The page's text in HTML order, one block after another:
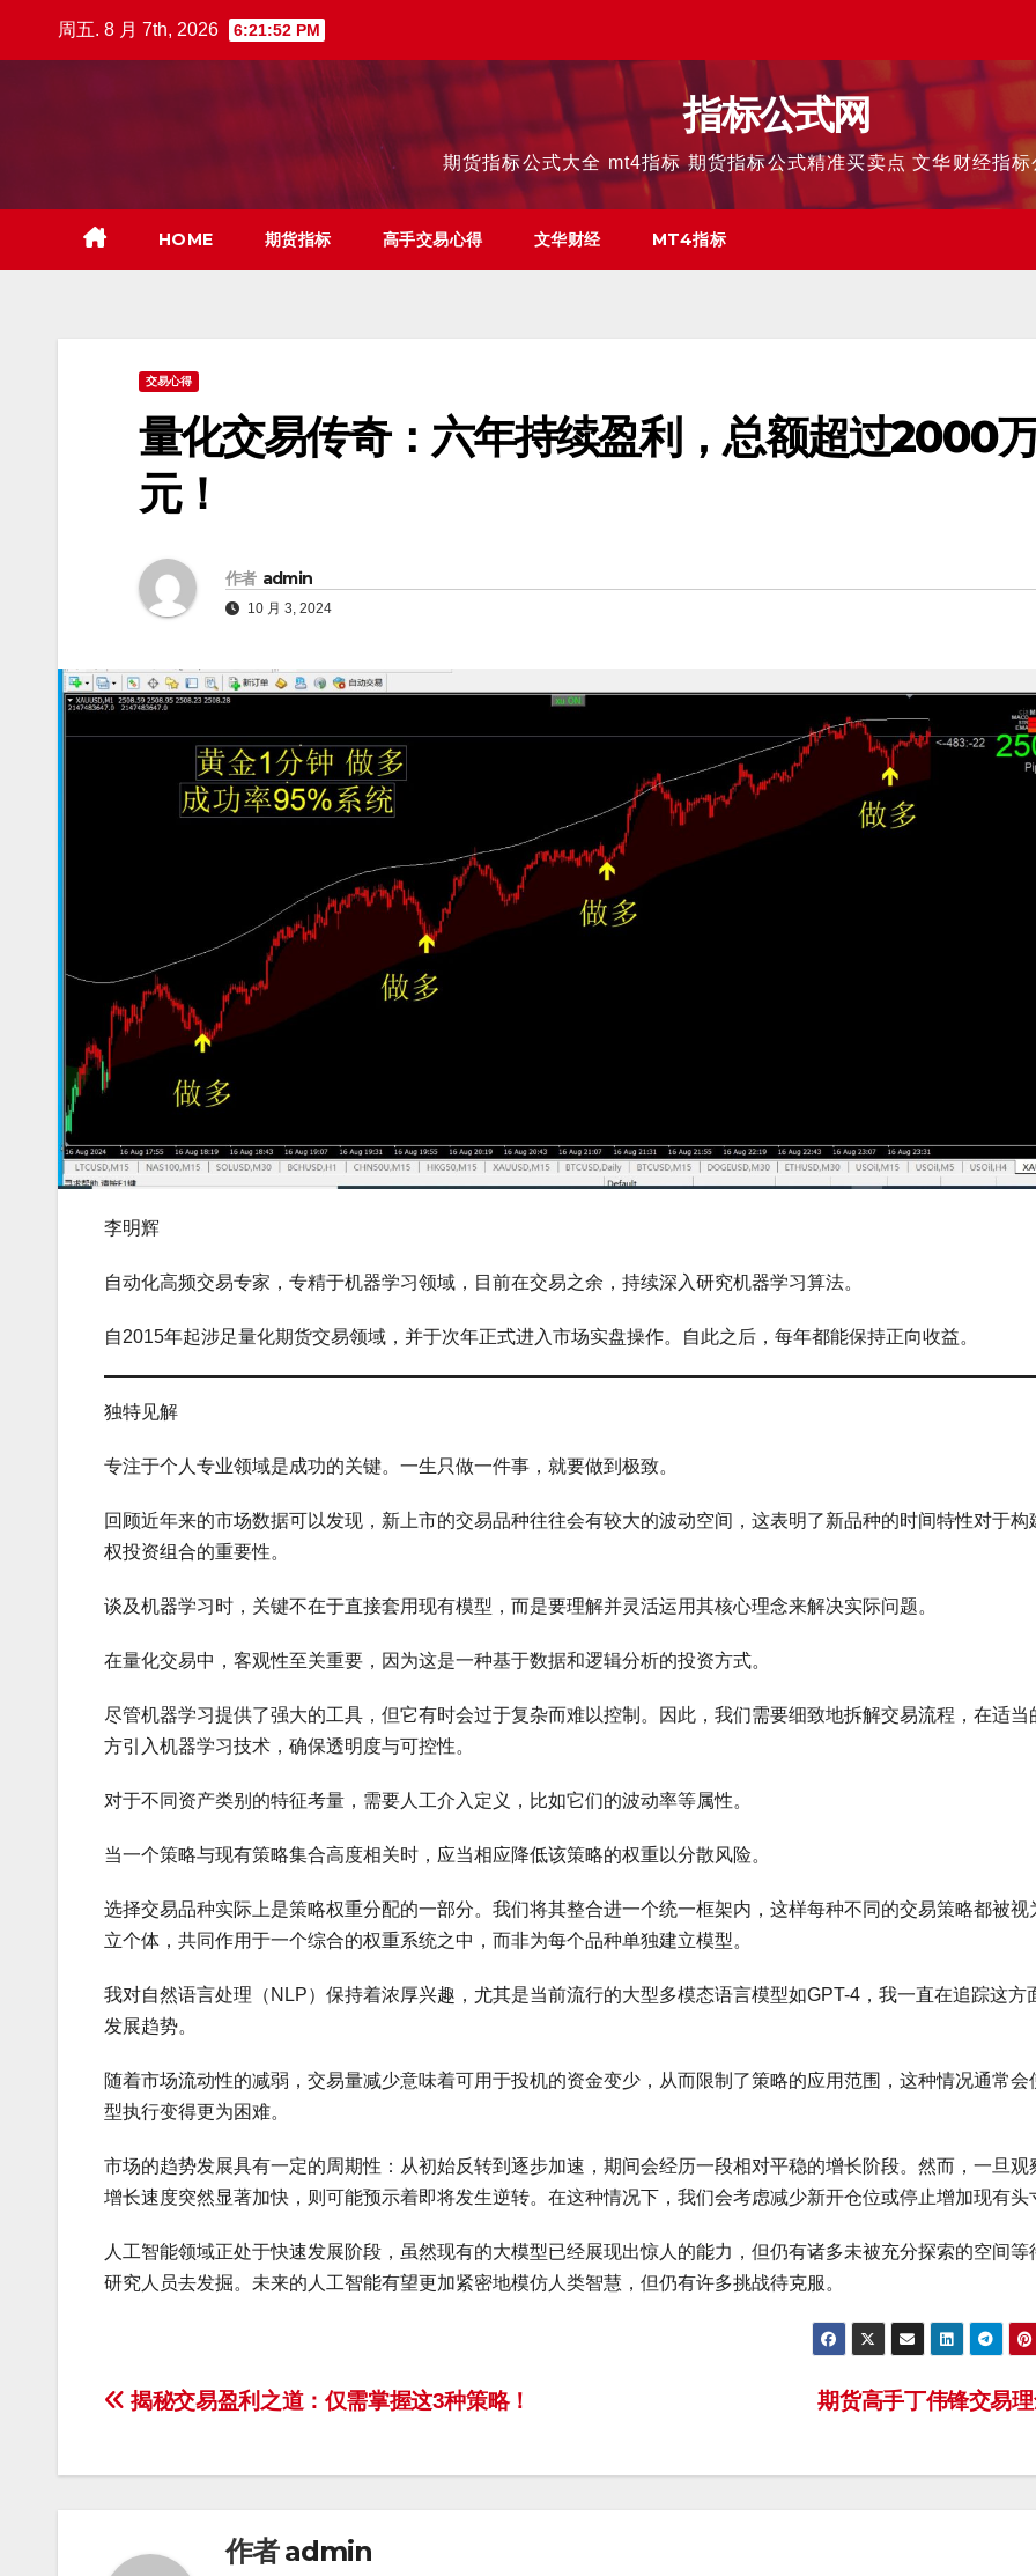
周五. 8 月 7th, 2026 6:21:53 PM
指标公式网
期货指标公式大全 mt4指标 期货指标公式精准买卖点 文华财经指
HOME 期货指标 高手交易心得 文华财经 MT4指标
交易心得
量化交易传奇：六年持续盈利，总额超过2000
元！
作者 admin
10 月 3, 2024
李明辉
自动化高频交易专家，专精于机器学习领域，目前在交易之余，持续深入研究机器学习算法。
自2015年起涉足量化期货交易领域，并于次年正式进入市场实盘操作。自此之后，每年都能保持正向收益。
独特见解
专注于个人专业领域是成功的关键。一生只做一件事，就要做到极致。
回顾近年来的市场数据可以发现，新上市的交易品种往往会有较大的波动空间，这表明了新品种的时间特性对于构
权投资组合的重要性。
谈及机器学习时，关键不在于直接套用现有模型，而是要理解并灵活运用其核心理念来解决实际问题。
在量化交易中，客观性至关重要，因为这是一种基于数据和逻辑分析的投资方式。
尽管机器学习提供了强大的工具，但它有时会过于复杂而难以控制。因此，我们需要细致地拆解交易流程，在适当
方引入机器学习技术，确保透明度与可控性。
对于不同资产类别的特征考量，需要人工介入定义，比如它们的波动率等属性。
当一个策略与现有策略集合高度相关时，应当相应降低该策略的权重以分散风险。
选择交易品种实际上是策略权重分配的一部分。我们将其整合进一个统一框架内，这样每种不同的交易策略都被视
立个体，共同作用于一个综合的权重系统之中，而非为每个品种单独建立模型。
我对自然语言处理（NLP）保持着浓厚兴趣，尤其是当前流行的大型多模态语言模型如GPT-4，我一直在追踪这方
发展趋势。
随着市场流动性的减弱，交易量减少意味着可用于投机的资金变少，从而限制了策略的应用范围，这种情况通常会
型执行变得更为困难。
市场的趋势发展具有一定的周期性：从初始反转到逐步加速，期间会经历一段相对平稳的增长阶段。然而，一旦观
增长速度突然显著加快，则可能预示着即将发生逆转。在这种情况下，我们会考虑减少新开仓位或停止增加现有头
人工智能领域正处于快速发展阶段，虽然现有的大模型已经展现出惊人的能力，但仍有诸多未被充分探索的空间等
研究人员去发掘。未来的人工智能有望更加紧密地模仿人类智慧，但仍有许多挑战待克服。
文
航
期货高手丁伟锋交易
揭秘交易盈利之道：仅需掌握这3种策略！
作者admin